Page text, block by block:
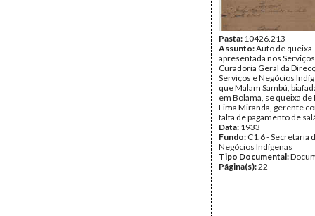
Pasta: 10426.213
Assunto:Auto de queixa
apresentada nos
Curadoria Geral da
Serviços e Negócios
que Malam Sambú,
em Bolama, se queixa
Lima Miranda, gerente
falta de pagamento de
Data: 1933
Fundo: C1.6 - Secretaria
Negócios Indígenas
Tipo Documental:
Página(s):22